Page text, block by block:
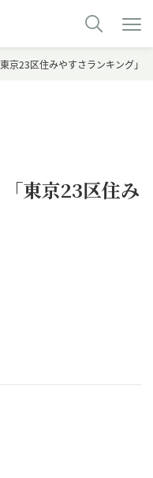
京23区住みやすさランキング」
東京23区住み